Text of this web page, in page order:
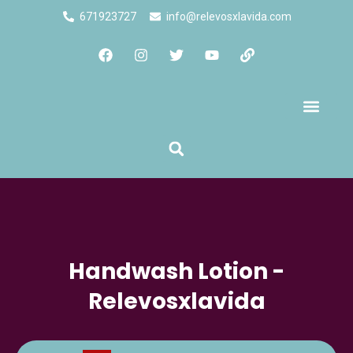
671923727 info@relevosxlavida.com
Handwash Lotion -
Relevosxlavida